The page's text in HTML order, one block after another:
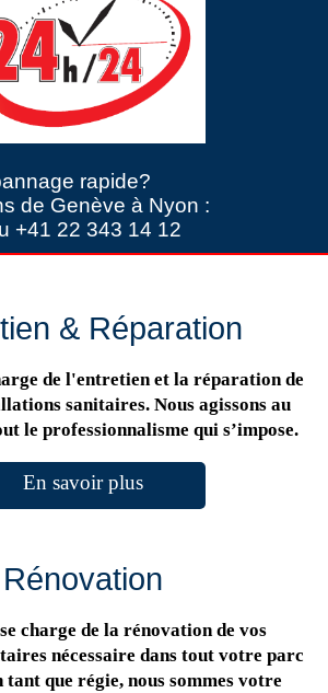
rapide?
de Genève à Nyon :
+41 22 343 14 12
& Réparation
de l'entretien et la réparation de
sanitaires. Nous agissons au
le professionnalisme qui s’impose.
En savoir plus
Rénovation
charge de la rénovation de vos
nécessaire dans tout votre parc
que régie, nous sommes votre